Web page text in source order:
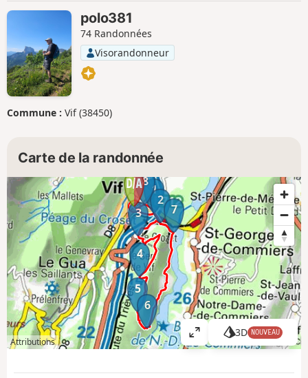
polo381
74 Randonnées
Visorandonneur
Commune : Vif (38450)
Carte de la randonnée
1
2
3
4
5
6
7
8
Attributions
A
ff
3D NOUVEAU